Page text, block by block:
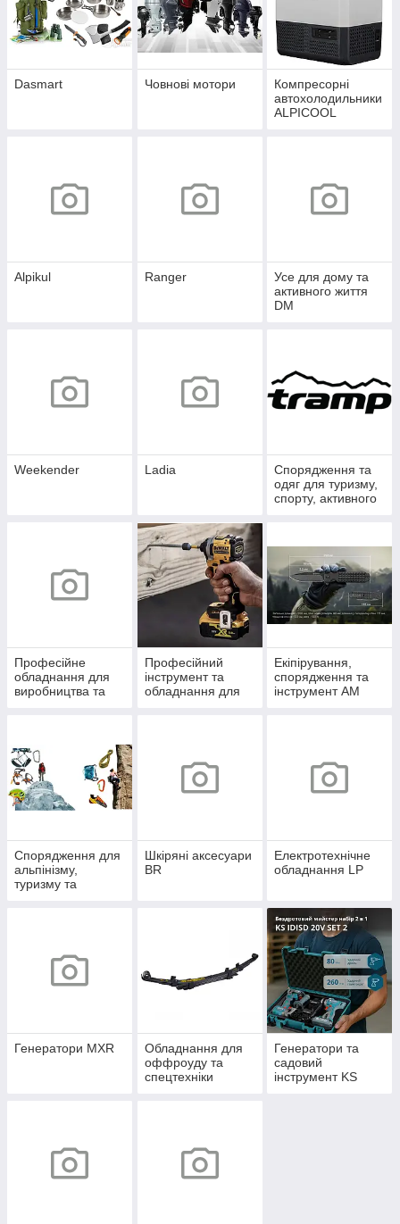
Dasmart Човнові мотори
Компресорні
автохолодильники
ALPICOOL
Alpikul Ranger
Усе для дому та
активного життя
DM
Weekender Ladia
Спорядження та
одяг для туризму,
спорту, активного
Професійне
обладнання для
виробництва та
Професійний
інструмент та
обладнання для
Екіпірування,
спорядження та
інструмент AM
Спорядження для
альпінізму,
туризму та
Шкіряні аксесуари
BR
Електротехнічне
обладнання LP
Генератори MXR
Обладнання для
оффроуду та
спецтехніки
Генератори та
садовий
інструмент KS